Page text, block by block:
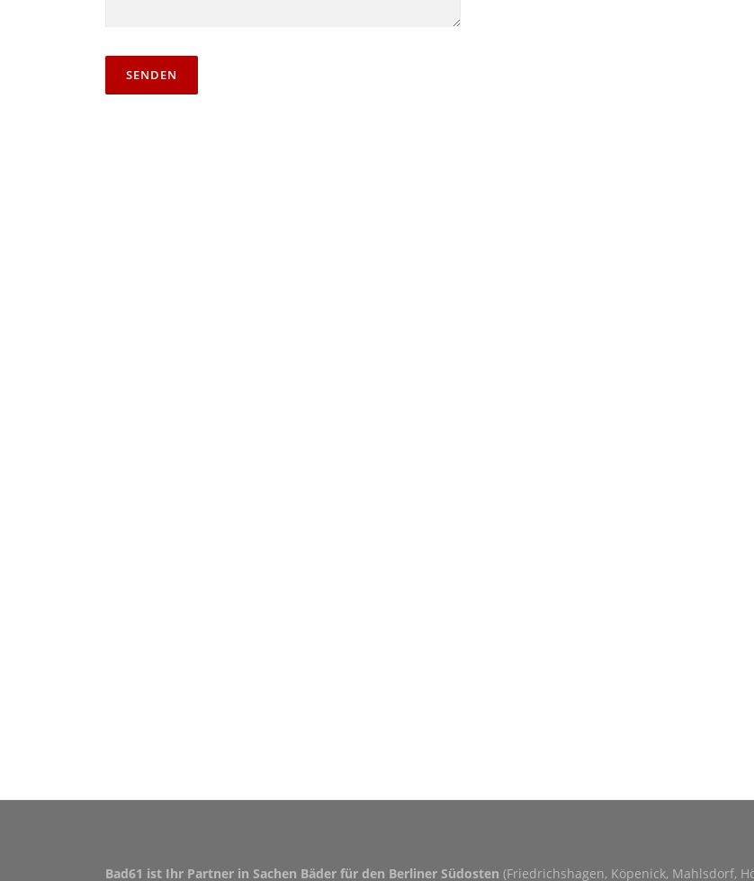
Bad61 ist Ihr Partner in Sachen Bäder für den Berliner Südosten (Friedrichshagen, Köpenick, Mahlsdorf,